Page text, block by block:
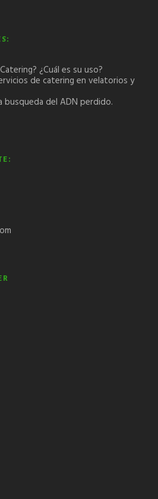
¿Cuál es su uso?
de catering en velatorios y
busqueda del ADN perdido.